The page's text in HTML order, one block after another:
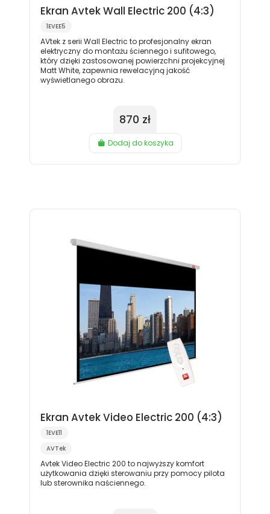
Ekran Avtek Wall Electric 200 (4:3)
1EVEE5
AVtek z serii Wall Electric to profesjonalny ekran
elektryczny do montażu ściennego i sufitowego,
który dzięki zastosowanej powierzchni projekcyjnej
Matt White, zapewnia rewelacyjną jakość
wyświetlanego obrazu.
870 zł
Dodaj do koszyka
Ekran Avtek Video Electric 200 (4:3)
1EVE11
AVTek
Avtek Video Electric 200 to najwyższy komfort
użytkowania dzięki sterowaniu przy pomocy pilota
lub sterownika naściennego.